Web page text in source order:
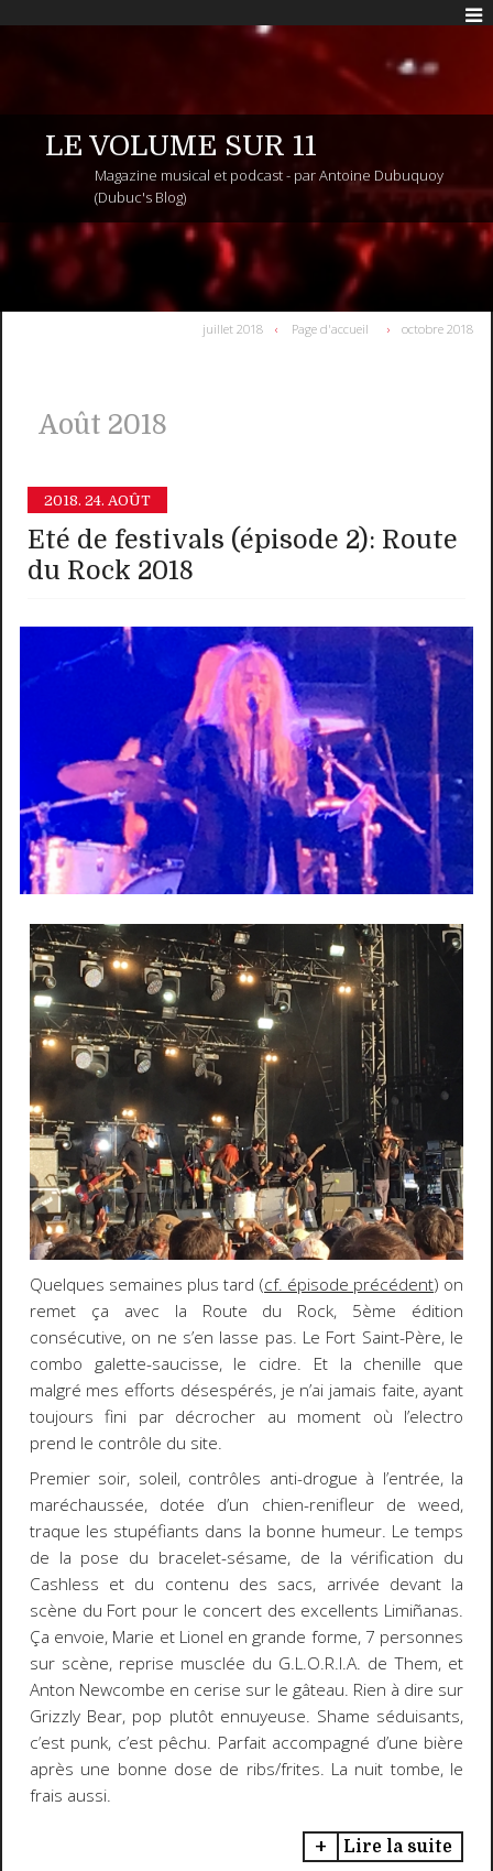
LE VOLUME SUR 11
Magazine musical et podcast - par Antoine Dubuquoy
(Dubuc's Blog)
juillet 2018 Page d'accueil octobre 2018
Août 2018
2018. 24. AOÛT
Eté de festivals (épisode 2): Route
du Rock 2018
Quelques semaines plus tard (cf. épisode précédent) on
remet ça avec la Route du Rock, 5ème édition
consécutive, on ne s’en lasse pas. Le Fort Saint-Père, le
combo galette-saucisse, le cidre. Et la chenille que
malgré mes efforts désespérés, je n’ai jamais faite, ayant
toujours fini par décrocher au moment où l’electro
prend le contrôle du site.
Premier soir, soleil, contrôles anti-drogue à l’entrée, la
maréchaussée, dotée d’un chien-renifleur de weed,
traque les stupéfiants dans la bonne humeur. Le temps
de la pose du bracelet-sésame, de la vérification du
Cashless et du contenu des sacs, arrivée devant la
scène du Fort pour le concert des excellents Limiñanas.
Ça envoie, Marie et Lionel en grande forme, 7 personnes
sur scène, reprise musclée du G.L.O.R.I.A. de Them, et
Anton Newcombe en cerise sur le gâteau. Rien à dire sur
Grizzly Bear, pop plutôt ennuyeuse. Shame séduisants,
c’est punk, c’est pêchu. Parfait accompagné d’une bière
après une bonne dose de ribs/frites. La nuit tombe, le
frais aussi.
Lire la suite